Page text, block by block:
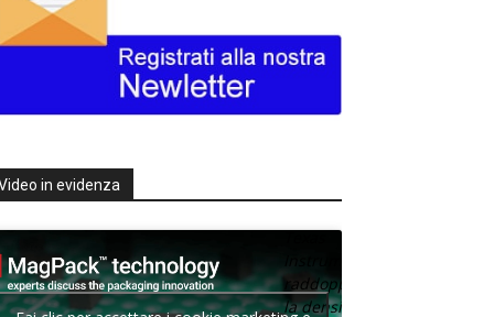
in evidenza
Texas
raddoppia
la densità